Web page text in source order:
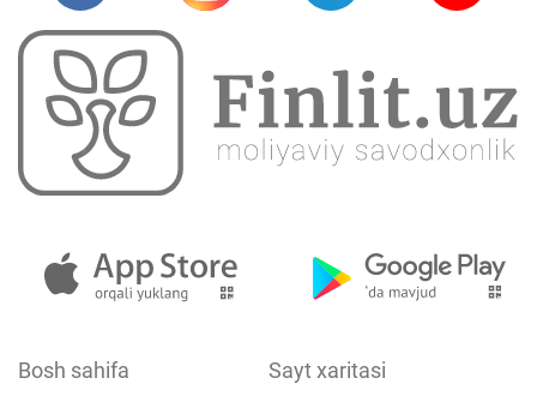
Bosh sahifa
Sayt xaritasi